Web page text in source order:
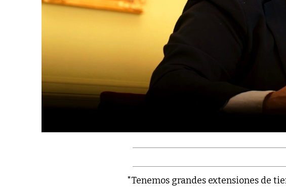
"Tenemos grandes extensiones de